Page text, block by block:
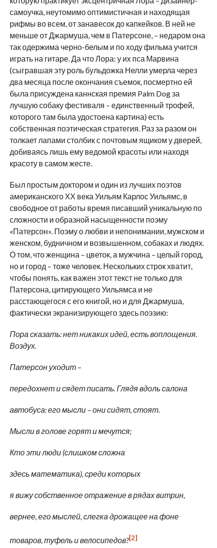
самоучка, неутомимо оптимистичная и находящая
рифмы во всем, от занавесок до капкейков. В ней не
меньше от Джармуша, чем в Патерсоне, – недаром она
так одержима черно-белым и по ходу фильма учится
играть на гитаре. Да что Лора: у их пса Марвина
(сыгравшая эту роль бульдожка Нелли умерла через
два месяца после окончания съемок, посмертно ей
была присуждена каннская премия Palm Dog за
лучшую собаку фестиваля – единственный трофей,
которого там была удостоена картина) есть
собственная поэтическая стратегия. Раз за разом он
толкает лапами столбик с почтовым ящиком у дверей,
добиваясь лишь ему ведомой красоты или находя
красоту в самом жесте.
Был простым доктором и один из лучших поэтов
американского ХХ века Уильям Карлос Уильямс, в
свободное от работы время писавший уникальную по
сложности и образной насыщенности поэму
«Патерсон». Поэму о любви и непонимании, мужском и
женском, будничном и возвышенном, собаках и людях.
О том, что женщина – цветок, а мужчина – целый город,
но и город – тоже человек. Нескольких строк хватит,
чтобы понять, как важен этот текст не только для
Патерсона, цитирующего Уильямса и не
расстающегося с его книгой, но и для Джармуша,
фактически экранизирующего здесь поэзию:
Пора сказать: нет никаких идей, есть воплощения.
Воздух.
Патерсон уходит –
передохнет и сядет писать. Глядя вдоль салона
автобуса: его мысли – они сидят, стоят.
Мысли в голове горят и мечутся;
Кто эти люди (слишком сложна
здесь математика), среди которых
я вижу собственное отражение в рядах витрин,
вернее, его мыслей, слегка дрожащее на фоне
товаров, туфель и велосипедов?[2]